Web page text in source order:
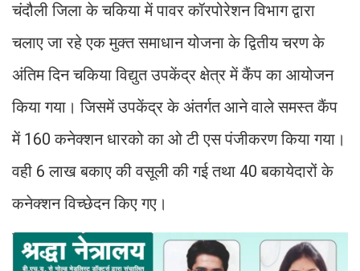
चंदौली जिला के चकिया में पावर कॉरपोरेशन विभाग द्वारा
चलाए जा रहे एक मुक्त समाधान योजना के द्वितीय चरण के
अंतिम दिन चकिया विद्युत उपकेंद्र क्षेत्र में कैंप का आयोजन
किया गया। जिसमें उपकेंद्र के अंतर्गत आने वाले समस्त कैंप
में 160 कनेक्शन धारको का ओ टी एस पंजीकरण किया गया।
वही 6 लाख बकाए की वसूली की गई तथा 40 बकायेदारों के
कनेक्शन विच्छेदन किए गए।